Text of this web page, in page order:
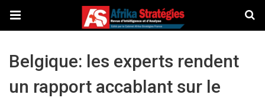
Belgique: les experts rendent
un rapport accablant sur le